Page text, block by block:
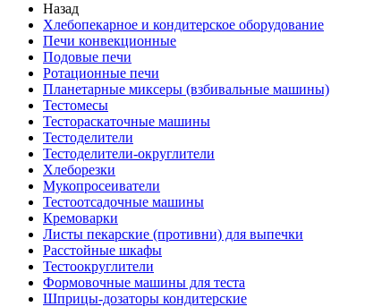
Назад
Хлебопекарное и кондитерское оборудование
Печи конвекционные
Подовые печи
Ротационные печи
Планетарные миксеры (взбивальные машины)
Тестомесы
Тестораскаточные машины
Тестоделители
Тестоделители-округлители
Хлеборезки
Мукопросеиватели
Тестоотсадочные машины
Кремоварки
Листы пекарские (противни) для выпечки
Расстойные шкафы
Тестоокруглители
Формовочные машины для теста
Шприцы-дозаторы кондитерские